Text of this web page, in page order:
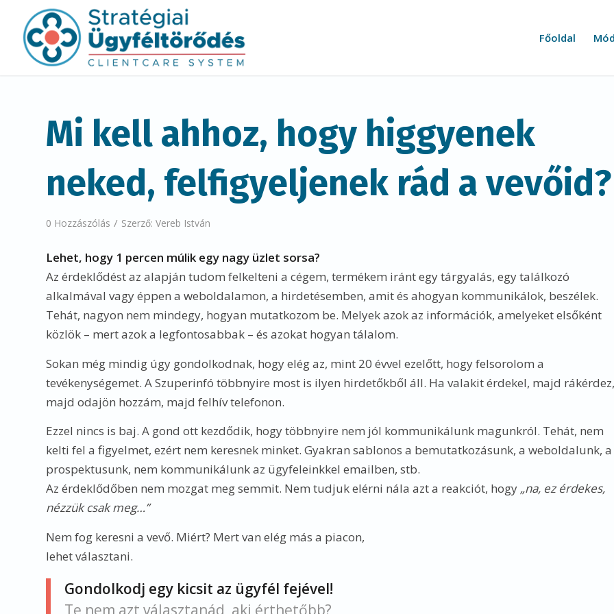
Főoldal
Mi kell ahhoz, hogy higgyenek
neked, felfigyeljenek rád a vevőid?
0 Hozzászólás / Szerző: Vereb István
Lehet, hogy 1 percen múlik egy nagy üzlet sorsa?
Az érdeklődést az alapján tudom felkelteni a cégem, termékem iránt egy tárgyalás, egy találkozó
alkalmával vagy éppen a weboldalamon, a hirdetésemben, amit és ahogyan kommunikálok, beszélek.
Tehát, nagyon nem mindegy, hogyan mutatkozom be. Melyek azok az információk, amelyeket elsőként
közlök – mert azok a legfontosabbak – és azokat hogyan tálalom.
Sokan még mindig úgy gondolkodnak, hogy elég az, mint 20 évvel ezelőtt, hogy felsorolom a
tevékenységemet. A Szuperinfó többnyire most is ilyen hirdetőkből áll. Ha valakit érdekel, majd rákérdez,
majd odajön hozzám, majd felhív telefonon.
Ezzel nincs is baj. A gond ott kezdődik, hogy többnyire nem jól kommunikálunk magunkról. Tehát, nem
kelti fel a figyelmet, ezért nem keresnek minket. Gyakran sablonos a bemutatkozásunk, a weboldalunk, a
prospektusunk, nem kommunikálunk az ügyfeleinkkel emailben, stb.
Az érdeklődőben nem mozgat meg semmit. Nem tudjuk elérni nála azt a reakciót, hogy „na, ez érdekes,
nézzük csak meg…”
Nem fog keresni a vevő. Miért? Mert van elég más a piacon,
lehet választani.
Gondolkodj egy kicsit az ügyfél fejével!
Te nem azt választanád, aki érthetőbb?